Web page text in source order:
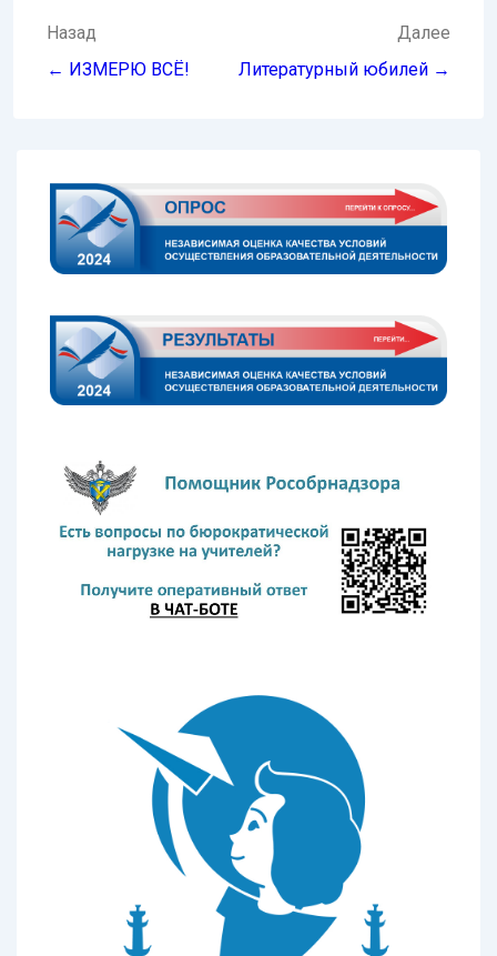
Навигация
по
Назад
← ИЗМЕРЮ ВСЁ!
Далее
Литературный юбилей →